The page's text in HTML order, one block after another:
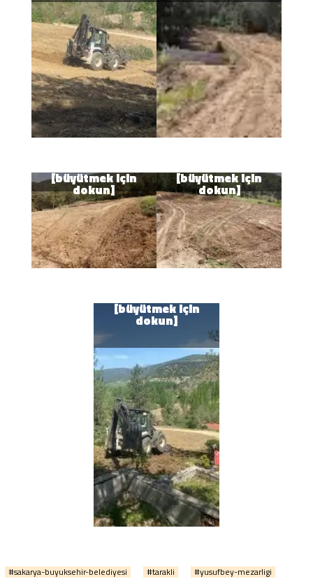
#sakarya-buyuksehir-belediyesi #tarakli
#yusufbey-mezarligi